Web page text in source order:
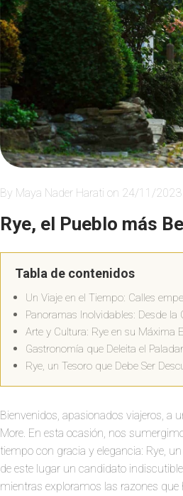
By Maya Nader Harati on 24/11/
Rye, el Pueblo más
Tabla de contenidos
Un Viaje en el Tiempo: Calles
Panoramas Inolvidables: Desde la
Arte y Cultura: Rye en su Máxima
Gastronomía que Deleita el
Rye, un Tesoro que Debe Ser
Bienvenidos, apasionados viajeros, a
More. En esta ocasión, nos
tiempo con gracia y elegancia: Rye,
de este lugar un candidato
mientras exploramos las razones